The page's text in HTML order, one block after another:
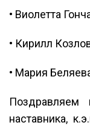
• Виолетта
• Кирилл
• Мария
наставника,